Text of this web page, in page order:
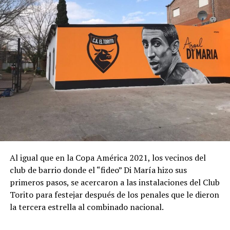
Según relató Carlotto, Juan José inició la búsqueda de su
identidad en 2004. “El nieto desconocía que no era hijo
de quienes lo criaron, hasta que sus hermanos de crianza
-luego de fallecidos los padres- se lo dijeron y le
Al igual que en la Copa América 2021, los vecinos del
club de barrio donde el “fideo” Di María hizo sus
primeros pasos, se acercaron a las instalaciones del Club
Torito para festejar después de los penales que le dieron
la tercera estrella al combinado nacional.